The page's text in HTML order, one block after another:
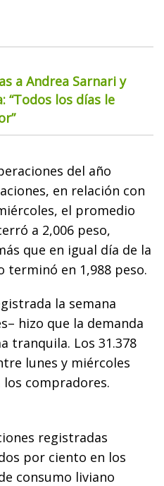
a Andrea Sarnari y
“Todos los días le
del año
en relación con
el promedio
a 2,006 peso,
que en igual día de la
terminó en 1,988 peso.
la semana
hizo que la demanda
tranquila. Los 31.378
lunes y miércoles
compradores.
registradas
por ciento en los
consumo liviano